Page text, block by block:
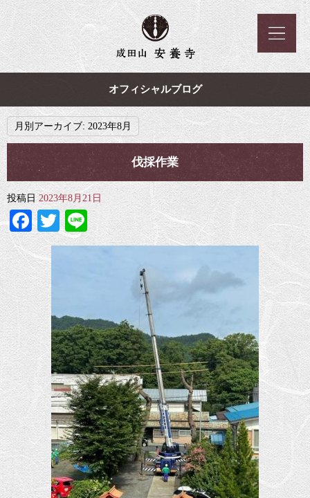
オフィシャルブログ
月別アーカイブ: 2023年8月
伐採作業
投稿日 2023年8月21日
Facebook
Twitter
Line